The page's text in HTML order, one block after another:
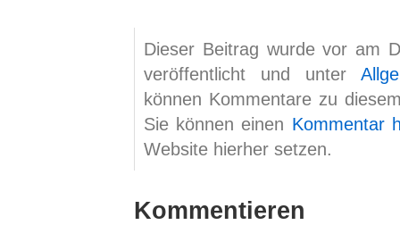
Dieser Beitrag wurde vor am
veröffentlicht und unter
können Kommentare zu
Sie können einen Kommentar
Website hierher setzen.
Kommentieren